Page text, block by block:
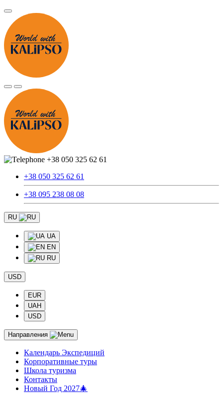
+38 050 325 62 61
+38 050 325 62 61
+38 095 238 08 08
RU
UA
EN
RU
USD
EUR
UAH
USD
Направления
Календарь Экспедиций
Корпоративные туры
Школа туризма
Контакты
Новый Год 2027🎄